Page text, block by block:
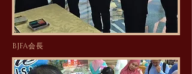
​BJFA会長